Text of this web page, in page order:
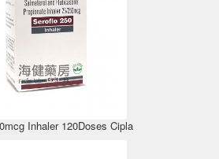
Inhaler 120Doses Cipla